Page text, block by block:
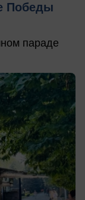
Победы
параде